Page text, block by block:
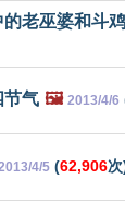
老巫婆和斗
节气 🖼️ 2013/4/6
4/5 (62,906次